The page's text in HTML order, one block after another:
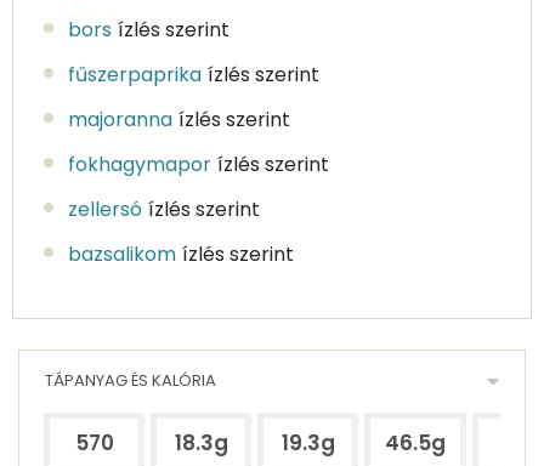
bors ízlés szerint
fűszerpaprika ízlés szerint
majoranna ízlés szerint
fokhagymapor ízlés szerint
zellersó ízlés szerint
bazsalikom ízlés szerint
TÁPANYAG ÉS KALÓRIA
570 18.3g 19.3g 46.5g